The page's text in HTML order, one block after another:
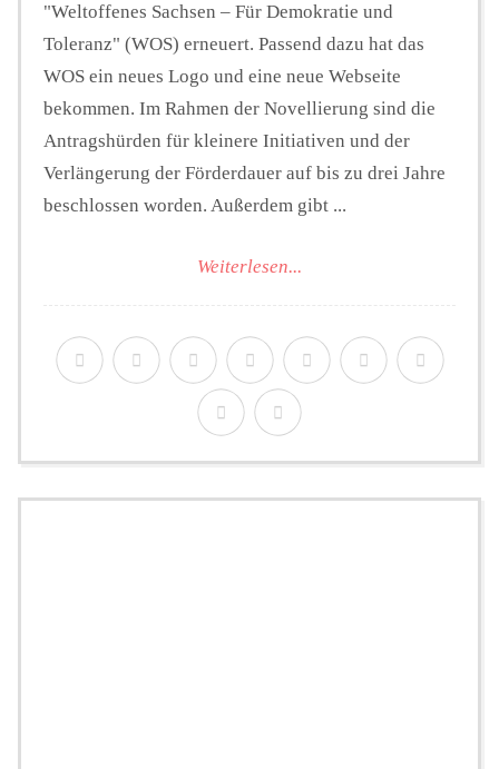
Unterstützen
"Weltoffenes Sachsen – Für Demokratie und
Toleranz" (WOS) erneuert. Passend dazu hat das
WOS ein neues Logo und eine neue Webseite
bekommen. Im Rahmen der Novellierung sind die
Antragshürden für kleinere Initiativen und der
Verlängerung der Förderdauer auf bis zu drei Jahre
beschlossen worden. Außerdem gibt ...
Weiterlesen...